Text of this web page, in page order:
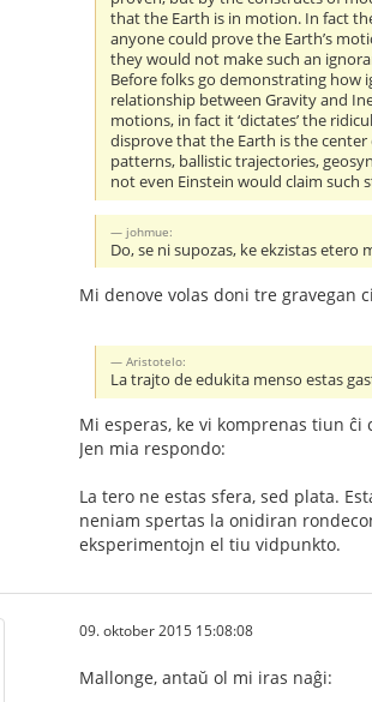
that the Earth is in motion. In fact
anyone could prove the Earth’s
they would not make such an
Before folks go demonstrating how
relationship between Gravity and
motions, in fact it ‘dictates’ the
disprove that the Earth is the
patterns, ballistic trajectories,
not even Einstein would claim such
johmue:
Do, se ni supozas, ke ekzistas
Mi denove volas doni tre gravegan
Aristotelo:
La trajto de edukita menso estas
Mi esperas, ke vi komprenas tiun
Jen mia respondo:
La tero ne estas sfera, sed plata.
neniam spertas la onidiran
eksperimentojn el tiu vidpunkto.
09. oktober 2015 15:08:08
Mallonge, antaŭ ol mi iras naĝi: